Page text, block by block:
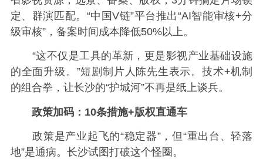
定、群演匹配。“中国V链”平台推出“AI智能审核+分
级审核”，备案时间成本降低50%以上。
“这不仅是工具的革新，更是影视产业基础设施
的全面升级。”短剧制片人陈先生表示。技术+机制
的组合拳，让长沙的“护城河”不再是纸上谈兵。
政策加码：10条措施+版权直通车
政策是产业起飞的“稳定器”，但“重出台、轻落
地”是通病。长沙试图打破这个怪圈。